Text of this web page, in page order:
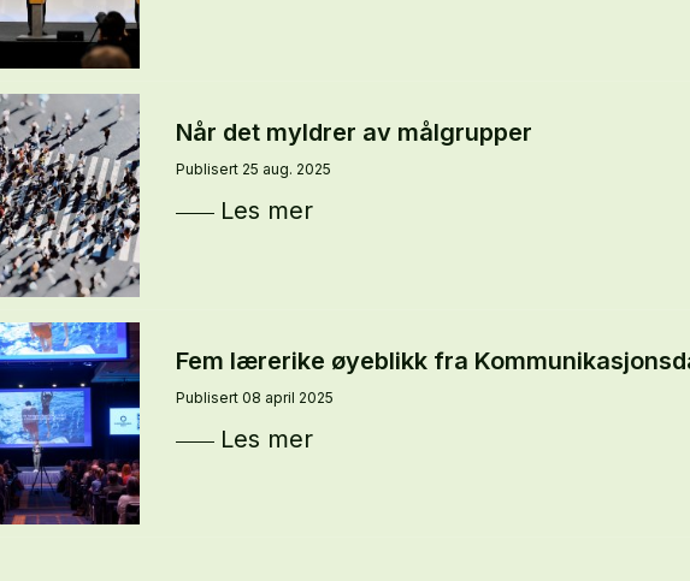
Når det myldrer av målgrupper
Publisert 25 aug. 2025
Les mer
Fem lærerike øyeblikk fra
Publisert 08 april 2025
Les mer